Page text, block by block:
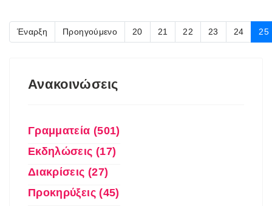
Έναρξη Προηγούμενο 20 21 22 23 24 25
Ανακοινώσεις
Γραμματεία (501)
Εκδηλώσεις (17)
Διακρίσεις (27)
Προκηρύξεις (45)